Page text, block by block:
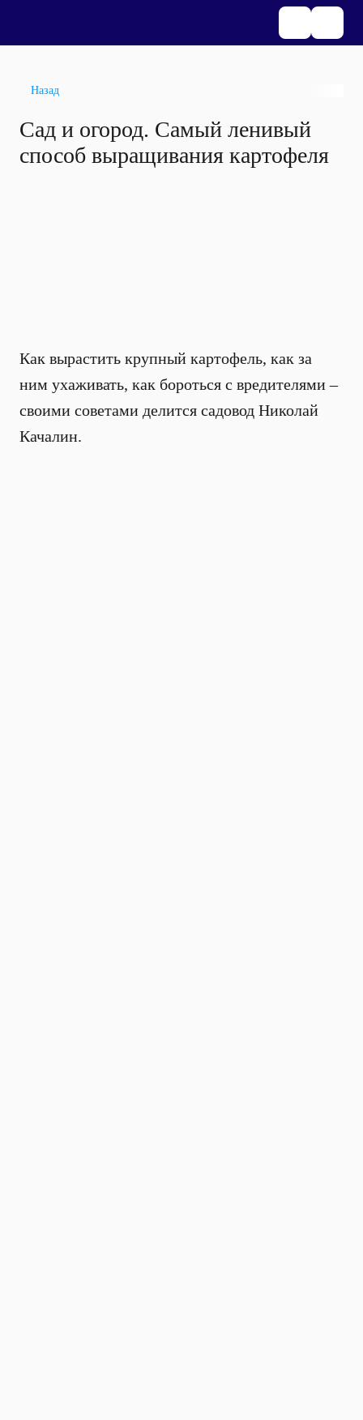
Назад
Сад и огород. Самый ленивый
способ выращивания картофеля
Как вырастить крупный картофель, как за
ним ухаживать, как бороться с вредителями –
своими советами делится садовод Николай
Качалин.